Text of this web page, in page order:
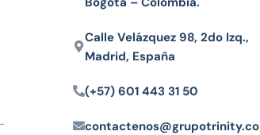
Calle Velázquez 98, 2do Izq.,
Madrid, España
(+57) 601 443 31 50
contactenos@grupotrinity.co